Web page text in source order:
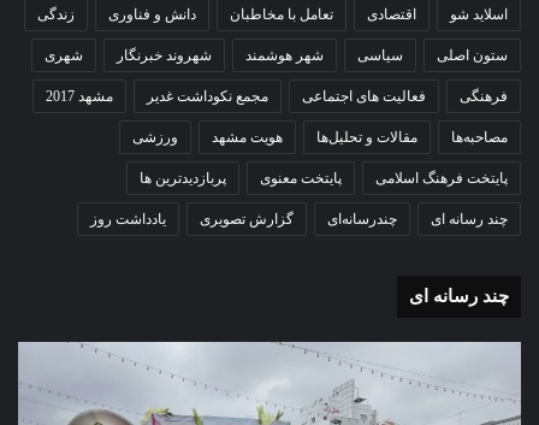
اسلاید شو اقتصادی تعامل با مخاطبان دانش و فناوری زندگی
ستون اصلی سیاسی شهر هوشمند شهروند خبرنگار شهری
فرهنگی فعالیت های اجتماعی مجمع نکوداشت غدیر مشهد 2017
مصاحبه‌ها مقالات و تحلیل‌ها هویت مشهد ورزشی
پایتخت فرهنگ اسلامی پایتخت معنوی پربازدیدترین ها
چند رسانه ای چندرسانه‌ای گزارش تصویری یادداشت روز
چند رسانه ای
تشییع